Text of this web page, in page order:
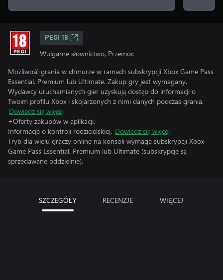
PEGI 18
Wulgarne słownictwo, Przemoc
Możliwość grania w chmurze w ramach subskrypcji Xbox Game Pass
Essential, Premium lub Ultimate. Zakup gry jest wymagany.
Wydawcy uruchamianych gier uzyskują dostęp do informacji o
Twoim profilu Xbox i skojarzonych z nimi danych podczas grania.
Dowiedz się więcej
+Oferty zakupów w aplikacji.
Informacje o kontroli rodzicielskiej. Dowiedz się więcej
Tryb dla wielu graczy online na konsoli wymaga subskrypcji Xbox
Game Pass Essential, Premium lub Ultimate (subskrypcje są
sprzedawane oddzielnie).
SZCZEGÓŁY RECENZJE WIĘCEJ